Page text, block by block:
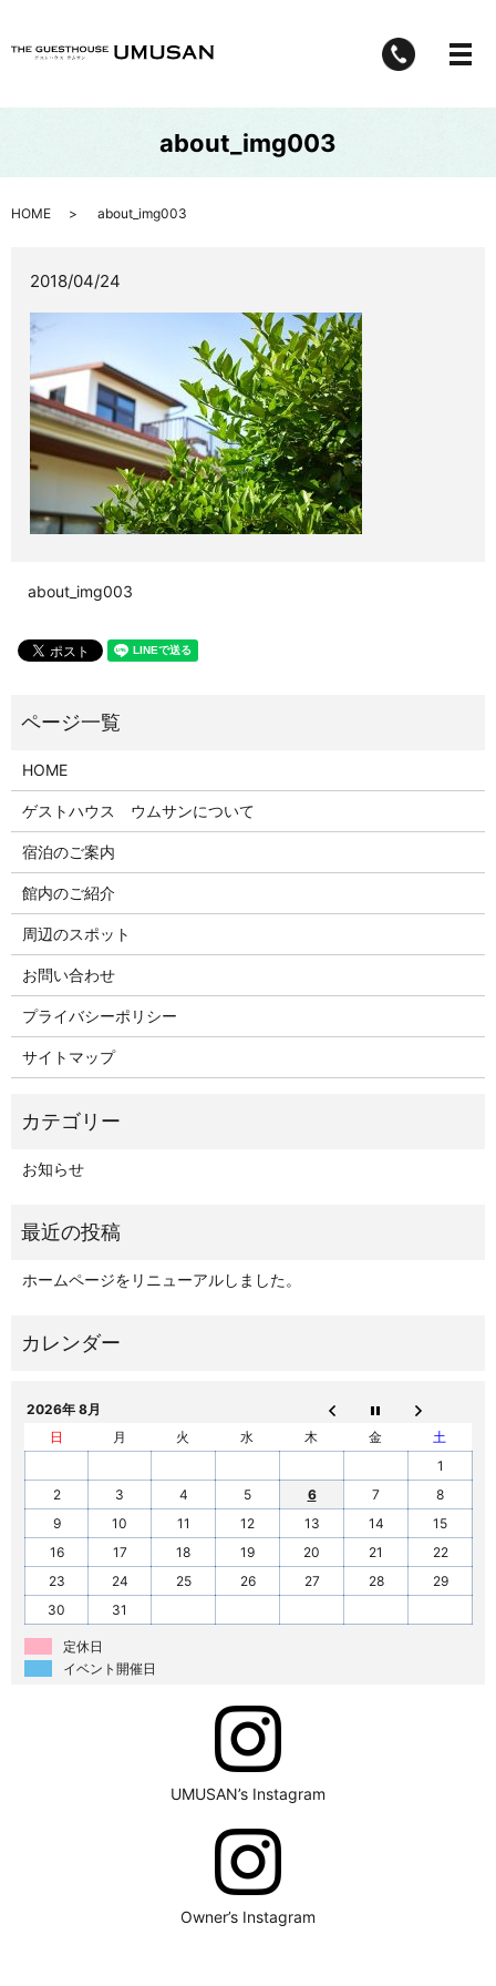
メ
about_img003
HOME about_img003
2018/04/24
about_img003
HOME
ゲストハウス ウムサンについて
宿泊のご案内
館内のご紹介
周辺のスポット
お問い合わせ
プライバシーポリシー
サイトマップ
お知らせ
ホームページをリニューアルしました。
2026年 8月
日
月 火 水 木 金
土
1
2
3 4 5 6 7
8
9
10 11 12 13 14
15
16
17 18 19 20 21
22
23
24 25 26 27 28
29
30
31
定休日
イベント開催日
UMUSAN’s Instagram
Owner’s Instagram